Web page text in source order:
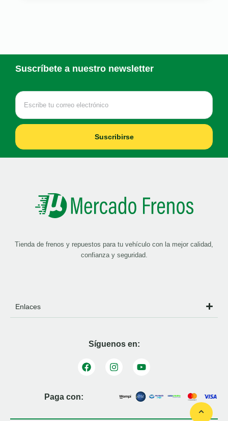
Suscríbete a nuestro newsletter
Suscribirse
Tienda de frenos y repuestos para tu vehículo con la mejor calidad,
confianza y seguridad.
Enlaces
Síguenos en:
Paga con: